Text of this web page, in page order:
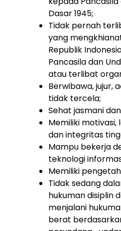
Dasar 1945;
Tidak pernah
yang
Republik
Pancasiladan
atau terlibat
Berwibawa, jujur,
tidak tercela;
Sehat jasmani
Memiliki
dan integritas
Mampu bekerja
teknologi
Memiliki
Tidaksedang
hukumandisiplin
menjalani
berat